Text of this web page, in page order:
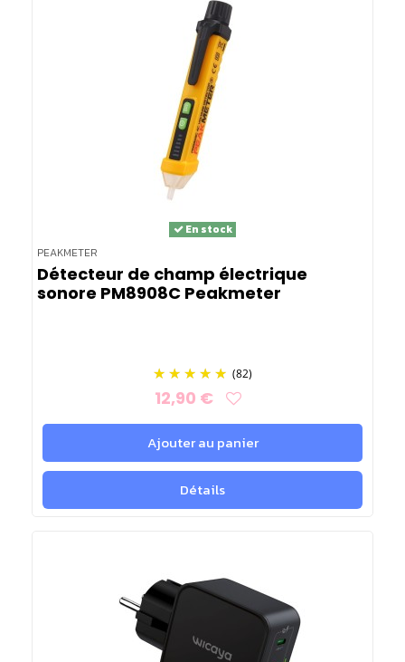
PEAKMETER
En stock
Détecteur de champ électrique
sonore PM8908C Peakmeter
(82)
12,90 €
Ajouter au panier
Détails